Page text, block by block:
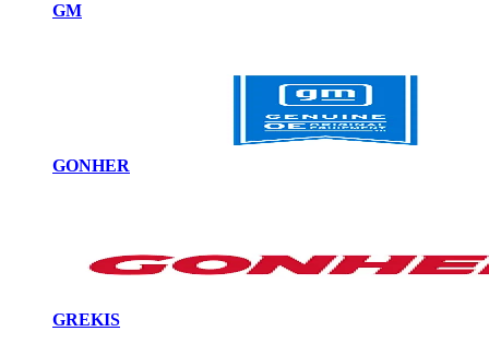
GM
GONHER
GREKIS